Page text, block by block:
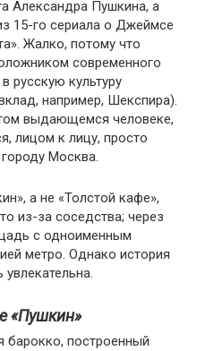
Александра Пушкина, а
15-го сериала о Джеймсе
Жалко, потому что
современного
русскую культуру
например, Шекспира).
выдающемся человеке,
лицом к лицу, просто
Москва.
а не «Толстой кафе»,
из-за соседства; через
с одноименным
метро. Однако история
«Пушкин»
барокко, построенный